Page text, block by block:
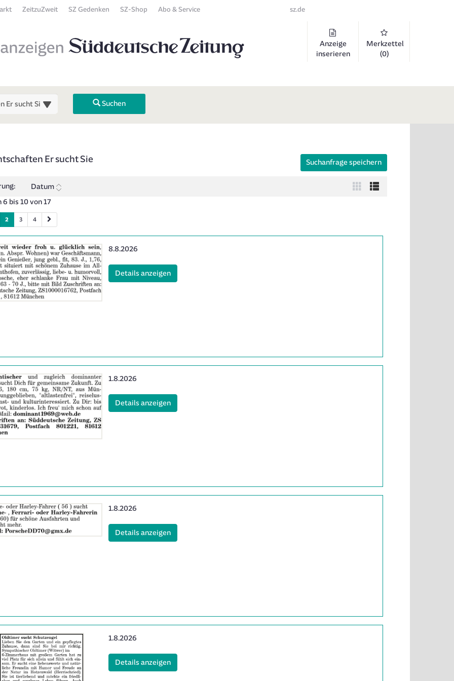
ZeitzuZweit SZ Gedenken SZ-Shop Abo & Service sz.de
Anzeige
inserieren
Merkzettel
(0)
Suchen
Übersicht
zurück). Drücken Sie die Eingabetaste, um Unterkategorien ein- oder auszuklappen und Links zu öffnen. Mit Pfeil rechts klappen Sie
Er sucht Sie Suchanfrage speichern
Datum
6 bis 10 von 17
2 3 4
Erscheinungsdatum:
8.8.2026
Details anzeigen(ID: 2065334)
Erscheinungsdatum:
1.8.2026
Details anzeigen(ID: 2063141)
Erscheinungsdatum:
1.8.2026
Details anzeigen(ID: 2063311)
Erscheinungsdatum:
1.8.2026
Details anzeigen(ID: 2063338)